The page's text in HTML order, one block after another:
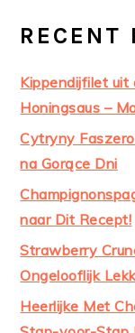
RECENT
Kippendijfilet
Honingsaus –
Cytryny
na Gorące Dni
naar Dit Recept!
Strawberry
Ongelooflijk
Heerlijke Met